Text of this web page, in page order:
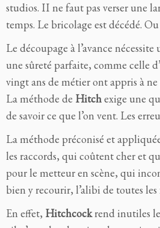
studios. II ne faut pas verser une
temps. Le bricolage est décédé.
Le découpage à l’avance
une sûreté parfaite, comme celle d’
vingt ans de métier ont appris à ne
La méthode de Hitchexige une
de savoir ce que l’on vent. Les
La méthode préconisé et
les raccords, qui coûtent cher et
pour le metteur en scène, qui
bien y recourir, l’alibi de toutes les
En effet, Hitchcockrend inutiles